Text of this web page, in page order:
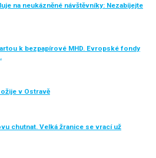
na neukázněné návštěvníky: Nezabíjejte
k bezpapírové MHD. Evropské fondy
v Ostravě
chutnat. Velká žranice se vrací už